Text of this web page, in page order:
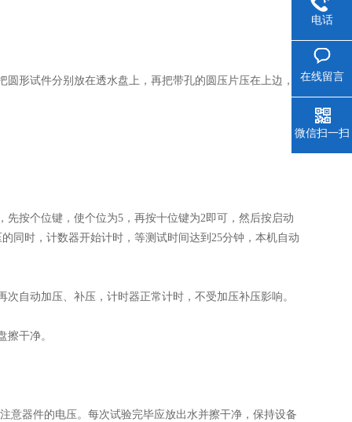
试件分别放在透水盘上，再把带孔的圆压片压在上边，
按个位键，使个位为5，再按十位键为2即可，然后按启动
同时，计数器开始计时，等测试时间达到25分钟，本机自动
动加压、补压，计时器正常计时，不受加压补压影响。
干净。
器件的电压。每次试验完毕应放出水并擦干净，保持设备
电话
在线留言
微信扫一扫